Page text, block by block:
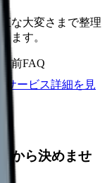
な大変さまで整理
ます。
募前FAQ
サービス詳細を見
から決めませ